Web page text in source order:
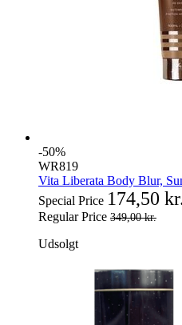
-50%
WR819
Vita Liberata Body Blur,
Special Price 174,50
Regular Price 349,00 kr.
Udsolgt